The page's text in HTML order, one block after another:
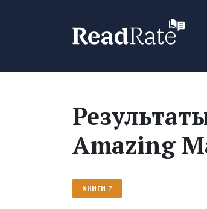
Amazing
КНИГИ 7